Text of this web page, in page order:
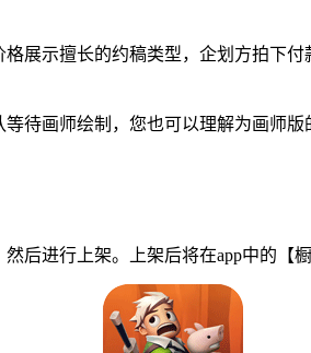
示擅长的约稿类型，企划方拍下付
画师绘制，您也可以理解为画师版的
进行上架。上架后将在app中的【橱